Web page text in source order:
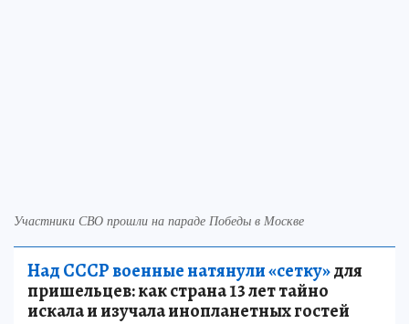
Участники СВО прошли на параде Победы в Москве
Над СССР военные натянули «сетку»для
пришельцев: как страна 13 лет тайно
искала и изучала инопланетных гостей